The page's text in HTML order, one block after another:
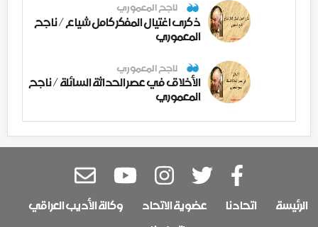
ناجح المعموري
ذكرى اغتيال المفكر كامل شياع / ناجح
المعموري
ناجح المعموري
الأخلاق في عصر الحداثة السائلة / ناجح
المعموري
الرئيسة اتحادنا عضوية الاتحاد
وكالة الأديب العراقي